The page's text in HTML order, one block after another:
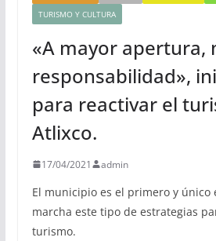
TURISMO Y CULTURA
«A mayor apertura,
responsabilidad»,
para reactivar el
Atlixco.
17/04/2021 admin
El municipio es el primero y único
marcha este tipo de estrategias
turismo.